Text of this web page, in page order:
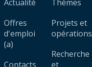
Actualité
Offres
d'emploi
(a)
Contacts
Thèmes
Projets et
opérations
Recherche
et